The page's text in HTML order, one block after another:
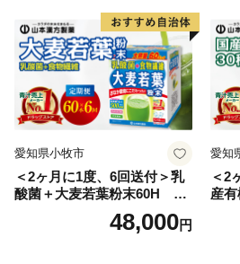
愛知県小牧市
＜2ヶ月に1度、6回送付＞乳
酸菌＋大麦若葉粉末60H 山
48,000円
愛知
＜2
産
菜